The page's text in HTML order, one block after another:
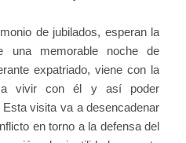
de jubilados, esperan la
una memorable noche de
expatriado, viene con la
a vivir con él y así poder
visita va a desencadenar
en torno a la defensa del